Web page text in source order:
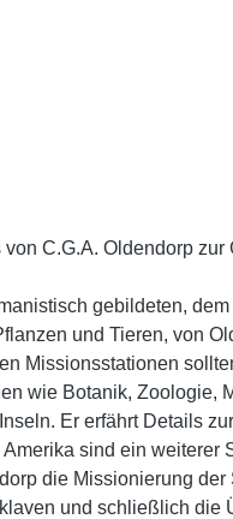
C.G.A. Oldendorp
gebildeten,
und Tieren, von
Missionsstationen
wie Botanik,
Er erfährt Details
sind ein weiterer
die Missionierung
und schließlich